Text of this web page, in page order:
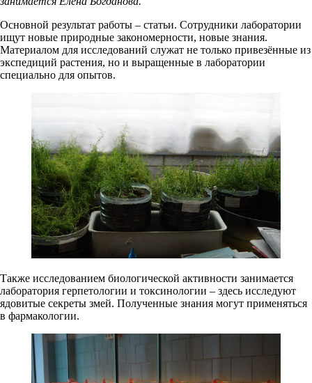
Основной результат работы – статьи. Сотрудники лаборатории
ищут новые природные закономерности, новые знания.
Материалом для исследований служат не только привезённые из
экспедиций растения, но и выращенные в лаборатории
специально для опытов.
Также исследованием биологической активности занимается
лаборатория герпетологии и токсинологии – здесь исследуют
ядовитые секреты змей. Полученные знания могут применяться
в фармакологии.